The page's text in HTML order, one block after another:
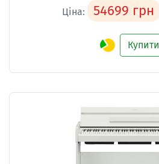
Ціна: 54699 грн
Купити